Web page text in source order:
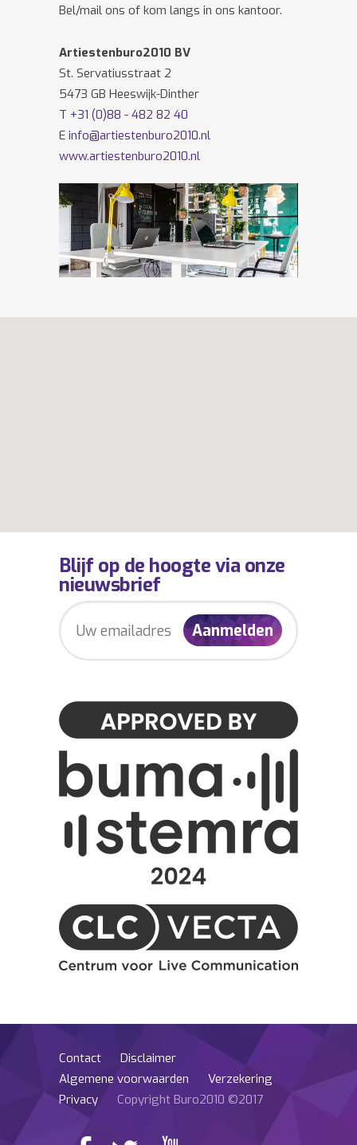
Bel/mail ons of kom langs in ons kantoor.
Artiestenburo2010 BV
St. Servatiusstraat 2
5473 GB Heeswijk-Dinther
T +31 (0)88 - 482 82 40
E info@artiestenburo2010.nl
www.artiestenburo2010.nl
Volg ons ook opFacebookenTwitter
Blijf op de hoogte via onze
nieuwsbrief
Contact
Disclaimer
Algemene voorwaarden
Verzekering
Privacy
Copyright Buro2010 ©2017